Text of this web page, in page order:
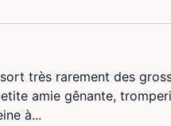
très rarement des
amie gênante,
à...